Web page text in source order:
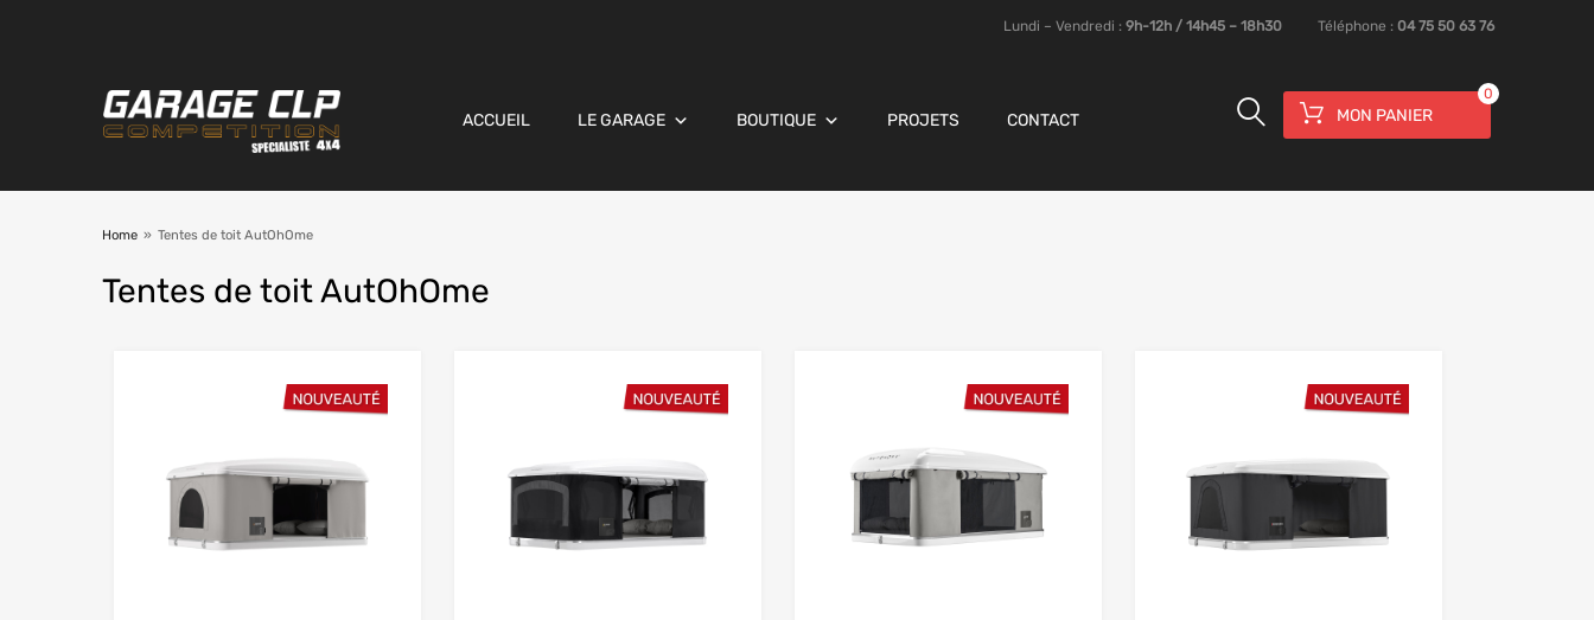
Lundi – Vendredi : 9h-12h / 14h45 – 18h30 Téléphone : 04 75 50 63 76
MON PANIER
0
ACCUEIL LE GARAGE BOUTIQUE PROJETS CONTACT
Home » Tentes de toit AutOhOme
Tentes de toit AutOhOme